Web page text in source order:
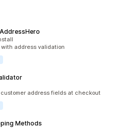
address validation
address fields at checkout
Methods